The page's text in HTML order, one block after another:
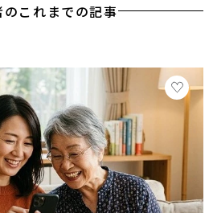
のこれまでの記事